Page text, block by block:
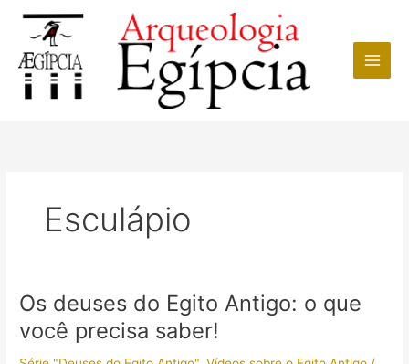
conteúdo
Esculápio
Os deuses do Egito Antigo: o que
você precisa saber!